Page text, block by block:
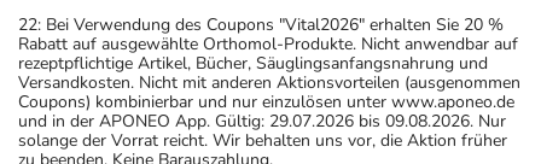
22: Bei Verwendung des Coupons "Vital2026" erhalten Sie 20 %
Rabatt auf ausgewählte Orthomol-Produkte. Nicht anwendbar auf
rezeptpflichtige Artikel, Bücher, Säuglingsanfangsnahrung und
Versandkosten. Nicht mit anderen Aktionsvorteilen (ausgenommen
Coupons) kombinierbar und nur einzulösen unter www.aponeo.de
und in der APONEO App. Gültig: 29.07.2026 bis 09.08.2026. Nur
solange der Vorrat reicht. Wir behalten uns vor, die Aktion früher